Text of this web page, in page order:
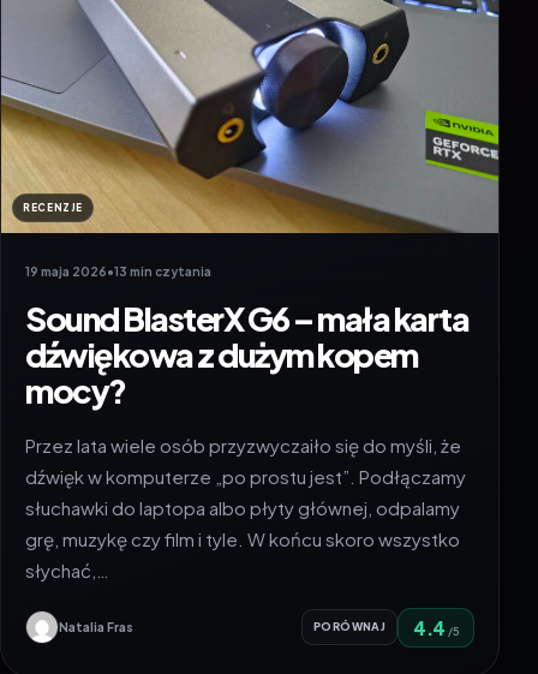
RECENZJE
19 maja 2026•13 min czytania
Sound BlasterX G6 – mała karta
dźwiękowa z dużym kopem
mocy?
Przez lata wiele osób przyzwyczaiło się do myśli, że
dźwięk w komputerze „po prostu jest”. Podłączamy
słuchawki do laptopa albo płyty głównej, odpalamy
grę, muzykę czy film i tyle. W końcu skoro wszystko
słychać,…
Natalia Fras PORÓWNAJ 4.4 /5